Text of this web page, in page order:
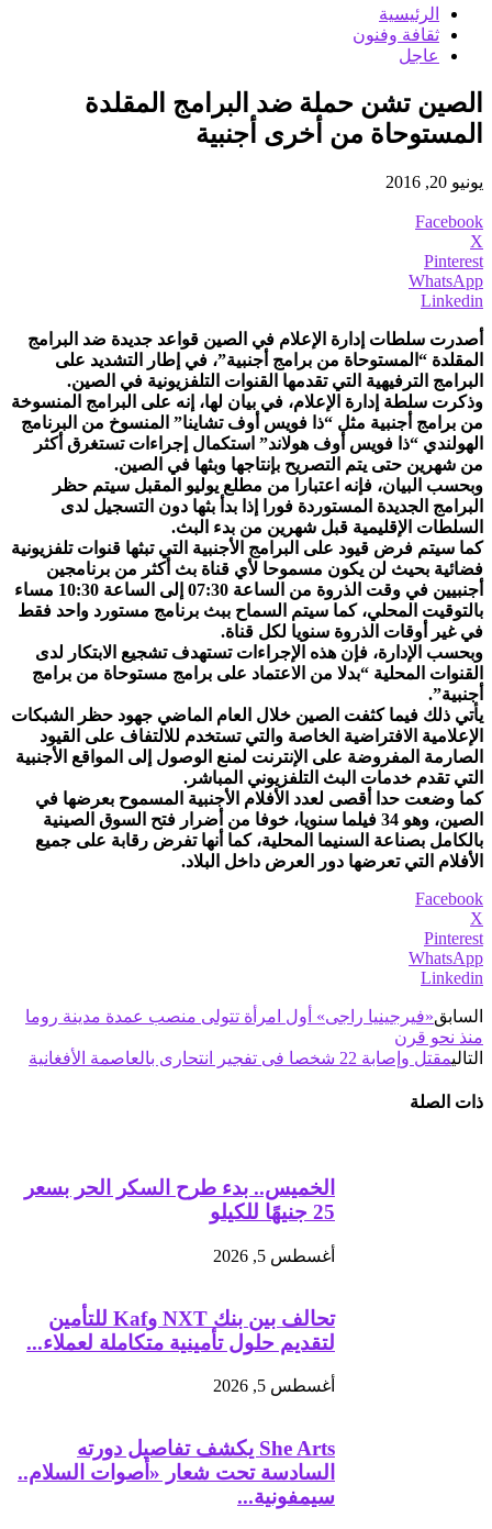
الرئيسية
ثقافة وفنون
عاجل
الصين تشن حملة ضد البرامج المقلدة
المستوحاة من أخرى أجنبية
يونيو 20, 2016
Facebook
X
Pinterest
WhatsApp
Linkedin
أصدرت سلطات إدارة الإعلام في الصين قواعد جديدة ضد البرامج
المقلدة “المستوحاة من برامج أجنبية”، في إطار التشديد على
البرامج الترفيهية التي تقدمها القنوات التلفزيونية في الصين.
وذكرت سلطة إدارة الإعلام، في بيان لها، إنه على البرامج المنسوخة
من برامج أجنبية مثل “ذا فويس أوف تشاينا” المنسوخ من البرنامج
الهولندي “ذا فويس أوف هولاند” استكمال إجراءات تستغرق أكثر
من شهرين حتى يتم التصريح بإنتاجها وبثها في الصين.
وبحسب البيان، فإنه اعتبارا من مطلع يوليو المقبل سيتم حظر
البرامج الجديدة المستوردة فورا إذا بدأ بثها دون التسجيل لدى
السلطات الإقليمية قبل شهرين من بدء البث.
كما سيتم فرض قيود على البرامج الأجنبية التي تبثها قنوات تلفزيونية
فضائية بحيث لن يكون مسموحا لأي قناة بث أكثر من برنامجين
أجنبيين في وقت الذروة من الساعة 07:30 إلى الساعة 10:30 مساء
بالتوقيت المحلي، كما سيتم السماح ببث برنامج مستورد واحد فقط
في غير أوقات الذروة سنويا لكل قناة.
وبحسب الإدارة، فإن هذه الإجراءات تستهدف تشجيع الابتكار لدى
القنوات المحلية “بدلا من الاعتماد على برامج مستوحاة من برامج
أجنبية”.
يأتي ذلك فيما كثفت الصين خلال العام الماضي جهود حظر الشبكات
الإعلامية الافتراضية الخاصة والتي تستخدم للالتفاف على القيود
الصارمة المفروضة على الإنترنت لمنع الوصول إلى المواقع الأجنبية
التي تقدم خدمات البث التلفزيوني المباشر.
كما وضعت حدا أقصى لعدد الأفلام الأجنبية المسموح بعرضها في
الصين، وهو 34 فيلما سنويا، خوفا من أضرار فتح السوق الصينية
بالكامل بصناعة السنيما المحلية، كما أنها تفرض رقابة على جميع
الأفلام التي تعرضها دور العرض داخل البلاد.
Facebook
X
Pinterest
WhatsApp
Linkedin
السابق«فيرجينيا راجى» أول امرأة تتولى منصب عمدة مدينة روما
منذ نحو قرن
التاليمقتل وإصابة 22 شخصا فى تفجير انتحارى بالعاصمة الأفغانية
ذات الصلة
الخميس.. بدء طرح السكر الحر بسعر
25 جنيهًا للكيلو
أغسطس 5, 2026
تحالف بين بنك NXT وKaf للتأمين
لتقديم حلول تأمينية متكاملة لعملاء...
أغسطس 5, 2026
She Arts يكشف تفاصيل دورته
السادسة تحت شعار «أصوات السلام..
سيمفونية...